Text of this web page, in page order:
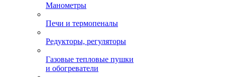
Манометры
Печи и термопеналы
Редукторы, регуляторы
Газовые тепловые пушки
и обогреватели